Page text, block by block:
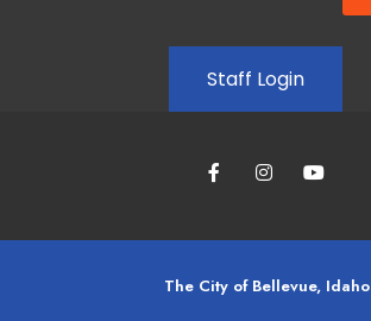
Staff Login
The City of Bellevue, Idaho